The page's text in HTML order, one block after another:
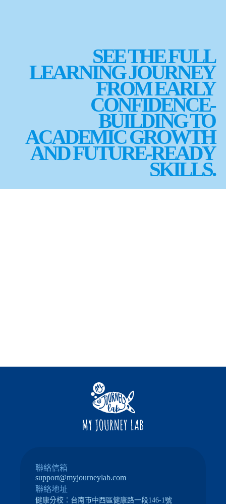
SEE THE FULL
LEARNING JOURNEY
FROM EARLY
CONFIDENCE-
BUILDING TO
ACADEMIC GROWTH
AND FUTURE-READY
SKILLS.
聯絡信箱
support@myjourneylab.com
聯絡地址
健康分校： 台南市中西區健康路一段146-1號